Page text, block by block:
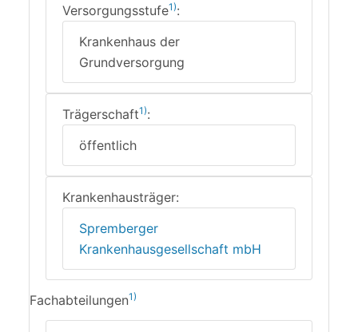
Versorgungsstufe1):
Krankenhaus der
Grundversorgung
Trägerschaft1):
öffentlich
Krankenhausträger:
Spremberger
Krankenhausgesellschaft mbH
Fachabteilungen1)